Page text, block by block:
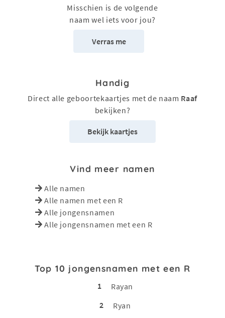
Misschien is de volgende
naam wel iets voor jou?
Verras me
Handig
Direct alle geboortekaartjes met de naam Raaf
bekijken?
Bekijk kaartjes
Vind meer namen
Alle namen
Alle namen met een R
Alle jongensnamen
Alle jongensnamen met een R
Top 10 jongensnamen met een R
1
Rayan
2
Ryan